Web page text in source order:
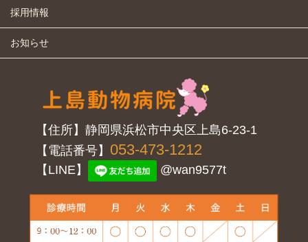
採用情報
お知らせ
【住所】静岡県浜松市中央区上島6-23-1
【電話番号】 053-473-1212
【LINE】 @wan9577t